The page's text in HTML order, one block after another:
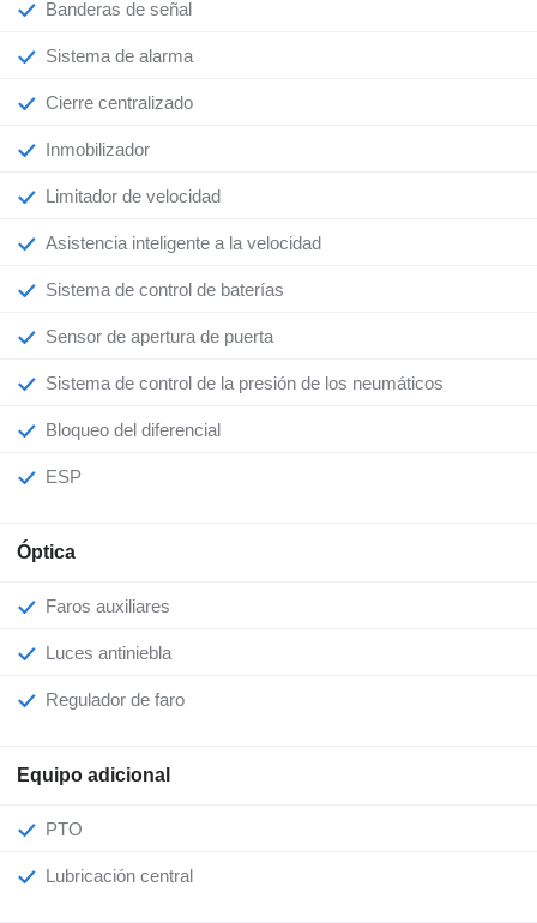
Banderas de señal
Sistema de alarma
Cierre centralizado
Inmobilizador
Limitador de velocidad
Asistencia inteligente a la velocidad
Sistema de control de baterías
Sensor de apertura de puerta
Sistema de control de la presión de los neumáticos
Bloqueo del diferencial
ESP
Óptica
Faros auxiliares
Luces antiniebla
Regulador de faro
Equipo adicional
PTO
Lubricación central